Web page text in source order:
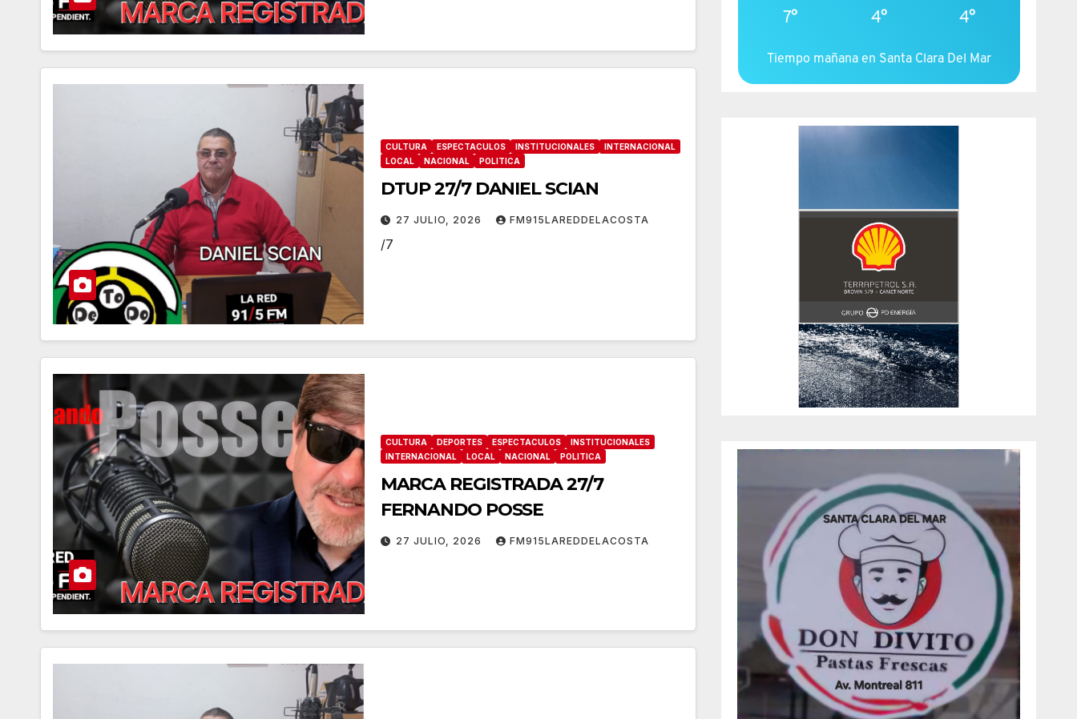
CULTURA ESPECTACULOS INSTITUCIONALES
INTERNACIONAL
LOCAL
NACIONAL POLITICA
DTUP 27/7 DANIEL SCIAN
27 JULIO, 2026 FM915LAREDDELACOSTA
/7
CULTURA DEPORTES ESPECTACULOS
INSTITUCIONALES
INTERNACIONAL
LOCAL NACIONAL POLITICA
MARCA REGISTRADA 27/7
FERNANDO POSSE
27 JULIO, 2026 FM915LAREDDELACOSTA
7° 4° 4°
Tiempo mañana en Santa Clara Del Mar